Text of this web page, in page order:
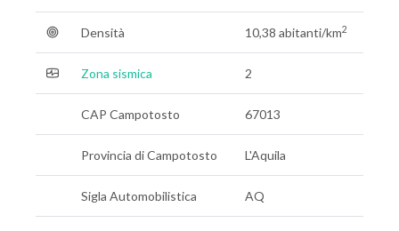
Densità 10,38 abitanti/km2
Zona sismica 2
CAP Campotosto 67013
Provincia di Campotosto L'Aquila
Sigla Automobilistica AQ